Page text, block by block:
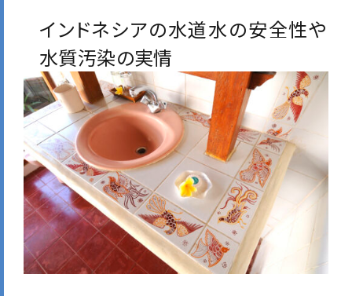
インドネシアの水道水の安全性や
水質汚染の実情